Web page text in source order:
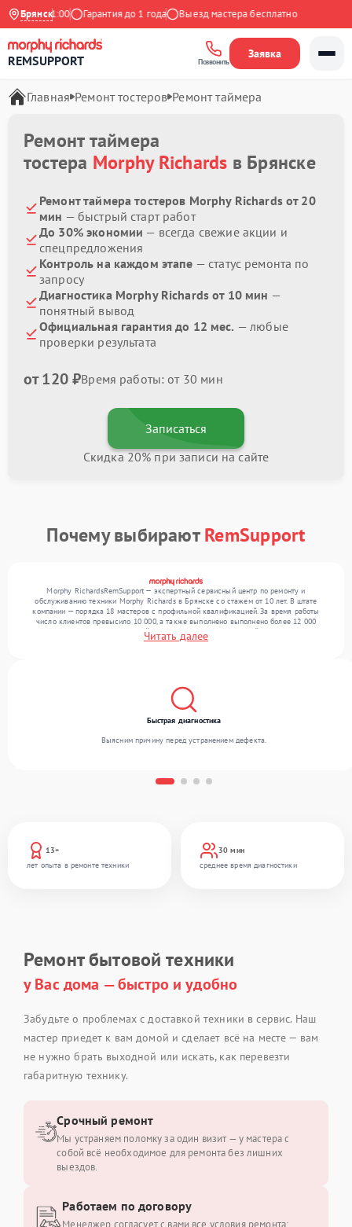
Брянск
до 21:00 Гарантия до 1 года Выезд мастера бесплатно
REMSUPPORT Позвонить
Заявка
Главная Ремонт тостеров Ремонт таймера
Ремонт таймера
тостера Morphy Richards в Брянске
Ремонт таймера тостеров Morphy Richards от 20
мин — быстрый старт работ
До 30% экономии — всегда свежие акции и
спецпредложения
Контроль на каждом этапе — статус ремонта по
запросу
Диагностика Morphy Richards от 10 мин —
понятный вывод
Официальная гарантия до 12 мес. — любые
проверки результата
от 120 ₽Время работы: от 30 мин
Записаться
Скидка 20% при записи на сайте
Почему выбираютRemSupport
Morphy RichardsRemSupport — экспертный сервисный центр по ремонту и
обслуживанию техники Morphy Richards в Брянске со стажем от 10 лет. В штате
компании — порядка 18 мастеров с профильной квалификацией. За время работы
число клиентов превысило 10 000, а также выполнено выполнено более 12 000
ремонтов. Ежемесячно в сервисный центр поступает от 300 устройств, включая , , . Мы
выполняем ремонт различного уровня сложности и поддерживаем высокий стандарт
Читать далее
13+
лет опыта в ремонте техники
30 мин
среднее время диагностики
Быстрая диагностика
Выясним причину перед устранением дефекта.
Ремонт бытовой техники
у Вас дома — быстро и удобно
Забудьте о проблемах с доставкой техники в сервис. Наш
мастер приедет к вам домой и сделает всё на месте — вам
не нужно брать выходной или искать, как перевезти
габаритную технику.
Срочный ремонт
Мы устраняем поломку за один визит — у мастера с
собой всё необходимое для ремонта без лишних
выездов.
Работаем по договору
Менеджер согласует с вами все условия ремонта: